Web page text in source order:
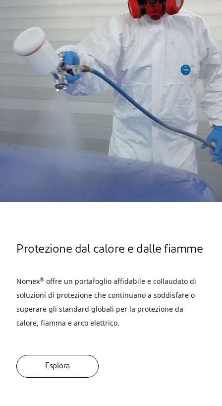
Protezione dal calore e dalle fiamme
Nomex® offre un portafoglio affidabile e collaudato di
soluzioni di protezione che continuano a soddisfare o
superare gli standard globali per la protezione da
calore, fiamma e arco elettrico.
Esplora